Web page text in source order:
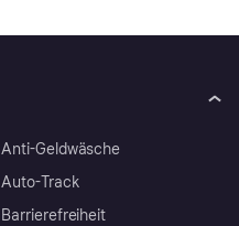
Anti-Geldwäsche
Auto-Track
Barrierefreiheit